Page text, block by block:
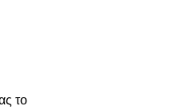
το